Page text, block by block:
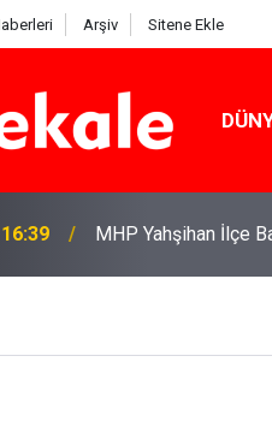
Arşiv Sitene Ekle
16:39 MHP Yahşihan İlçe